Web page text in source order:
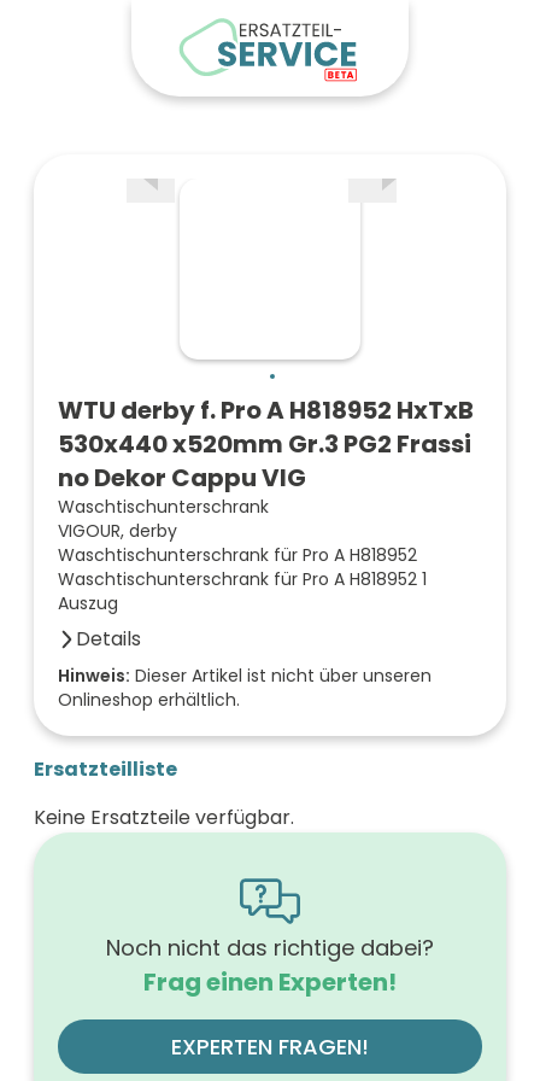
WTU derby f. Pro A H818952 HxTxB
530x440 x520mm Gr.3 PG2 Frassi
no Dekor Cappu VIG
Waschtischunterschrank
VIGOUR, derby
Waschtischunterschrank für Pro A H818952
Waschtischunterschrank für Pro A H818952 1
Auszug
Details
Farbe der Front
520
Höhe (mm)
Tiefe (mm)
Ausführung der Beleuchtung
Werkstoff der Front
MDF-Trägerplatte mit Thermofolie
Farbe des Korpus
frassino cappuccino
Oberfläche
Hinweis: Dieser Artikel ist nicht über unseren
Onlineshop erhältlich.
Ersatzteilliste
Keine Ersatzteile verfügbar.
Noch nicht das richtige dabei?
Frag einen Experten!
EXPERTEN FRAGEN!